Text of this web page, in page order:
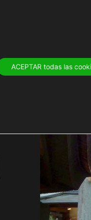
ACEPTAR todas las